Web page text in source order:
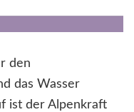
den
das Wasser
ist der Alpenkraft